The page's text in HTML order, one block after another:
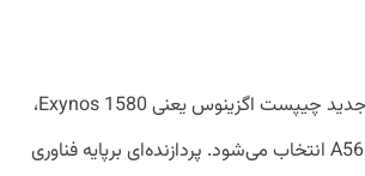
طبق معمول، نسخه جدید چیپست اگزینوس یعنی Exynos 1580،
به‌عنوان مغز گلکسی A56 انتخاب می‌شود. پردازنده‌ای برپایه فناوری